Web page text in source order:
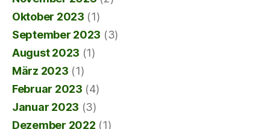
Oktober 2023 (1)
September 2023 (3)
August 2023 (1)
März 2023 (1)
Februar 2023 (4)
Januar 2023 (3)
Dezember 2022 (1)